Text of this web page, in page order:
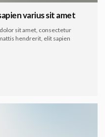
varius sit amet
sit amet, consectetur
hendrerit, elit sapien